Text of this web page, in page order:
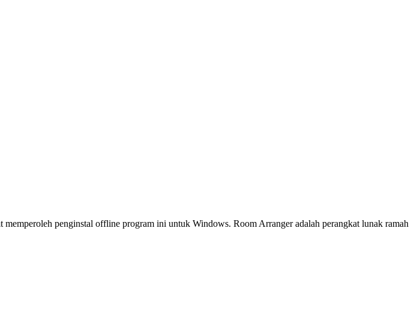
memperoleh penginstal offline program ini untuk Windows. Room Arranger adalah perangkat lunak ramah